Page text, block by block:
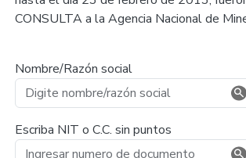
CONSULTA a la Agencia Nacional de
Nombre/Razón social
Escriba NIT o C.C. sin puntos